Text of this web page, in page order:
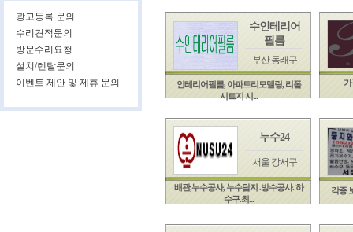
광고등록 문의
수리견적문의
방문수리요청
설치/렌탈문의
이벤트 제안 및 제휴 문의
수인테리어
필름
부산 동래구
인테리어필름, 아파트리모델링, 리폼
시트지 시...
누수24
서울 강서구
배관,누수공사, 누수탐지 .방수공사. 하
수구.최...
각종